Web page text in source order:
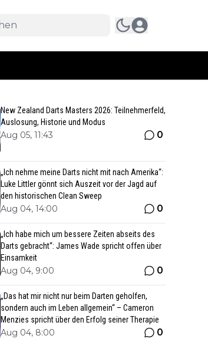
New Zealand Darts Masters 2026: Teilnehmerfeld,
Auslosung, Historie und Modus
Aug 05, 11:43 0
„Ich nehme meine Darts nicht mit nach Amerika“:
Luke Littler gönnt sich Auszeit vor der Jagd auf
den historischen Clean Sweep
Aug 04, 14:00 0
„Ich habe mich um bessere Zeiten abseits des
Darts gebracht“: James Wade spricht offen über
Einsamkeit
Aug 04, 9:00 0
„Das hat mir nicht nur beim Darten geholfen,
sondern auch im Leben allgemein“ – Cameron
Menzies spricht über den Erfolg seiner Therapie
Aug 04, 8:00 0